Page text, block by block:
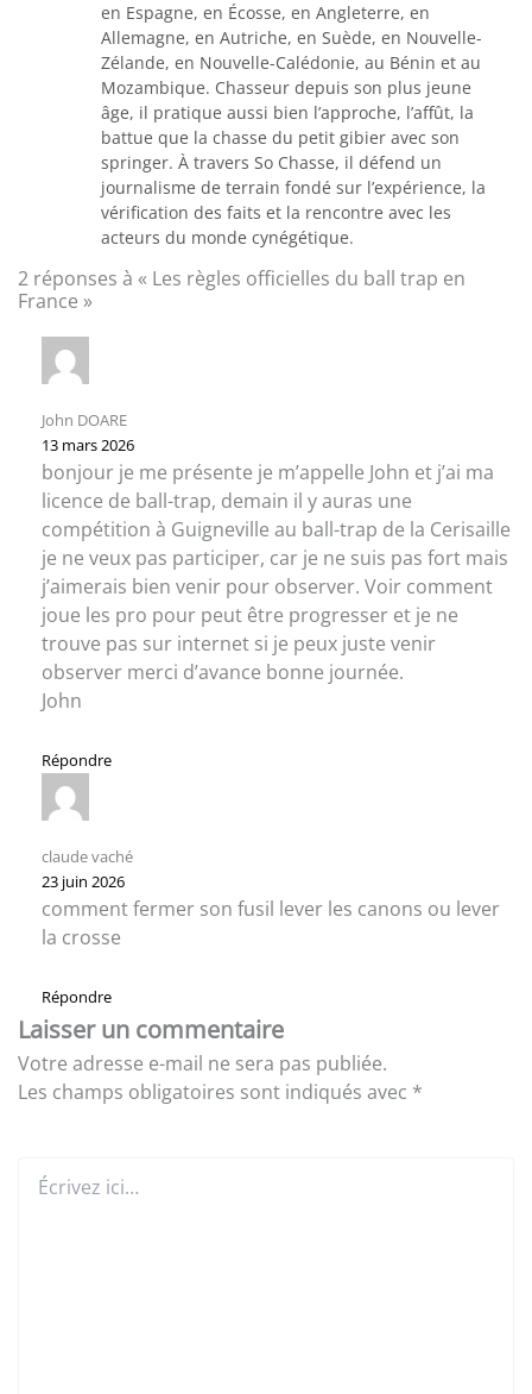
en Espagne, en Écosse, en Angleterre, en
Allemagne, en Autriche, en Suède, en Nouvelle-
Zélande, en Nouvelle-Calédonie, au Bénin et au
Mozambique. Chasseur depuis son plus jeune
âge, il pratique aussi bien l’approche, l’affût, la
battue que la chasse du petit gibier avec son
springer. À travers So Chasse, il défend un
journalisme de terrain fondé sur l’expérience, la
vérification des faits et la rencontre avec les
acteurs du monde cynégétique.
2 réponses à « Les règles officielles du ball trap en
France »
John DOARE
13 mars 2026
bonjour je me présente je m’appelle John et j’ai ma
licence de ball-trap, demain il y auras une
compétition à Guigneville au ball-trap de la Cerisaille
je ne veux pas participer, car je ne suis pas fort mais
j’aimerais bien venir pour observer. Voir comment
joue les pro pour peut être progresser et je ne
trouve pas sur internet si je peux juste venir
observer merci d’avance bonne journée.
John
Répondre
claude vaché
23 juin 2026
comment fermer son fusil lever les canons ou lever
la crosse
Répondre
Laisser un commentaire
Votre adresse e-mail ne sera pas publiée.
Les champs obligatoires sont indiqués avec *
ici…